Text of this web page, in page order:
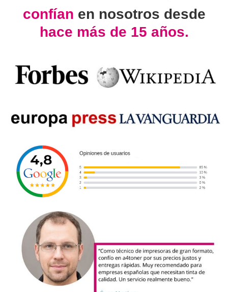
confían en nosotros desde
hace más de 15 años.